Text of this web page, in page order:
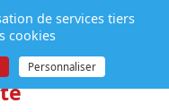
de
de services tiers
cookies
Personnaliser